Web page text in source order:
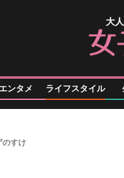
大
エンタメ ライフスタイル
のすけ